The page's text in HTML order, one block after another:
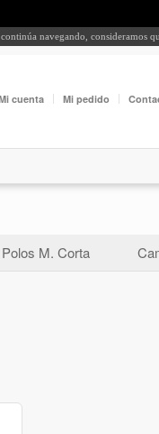
navegando, consideramos
cuenta Mi pedido
Polos M. Corta